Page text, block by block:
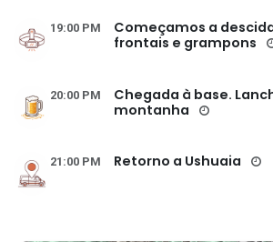
19:00 PM
Começamos a
frontais e grampons
20:00 PM
Chegada à base.
montanha
21:00 PM Retorno a Ushuaia